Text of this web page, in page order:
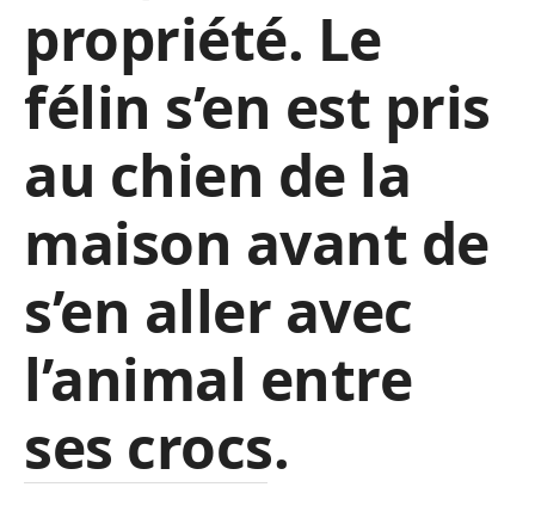
propriété. Le
félin s’en est pris
au chien de la
maison avant de
s’en aller avec
l’animal entre
ses crocs.